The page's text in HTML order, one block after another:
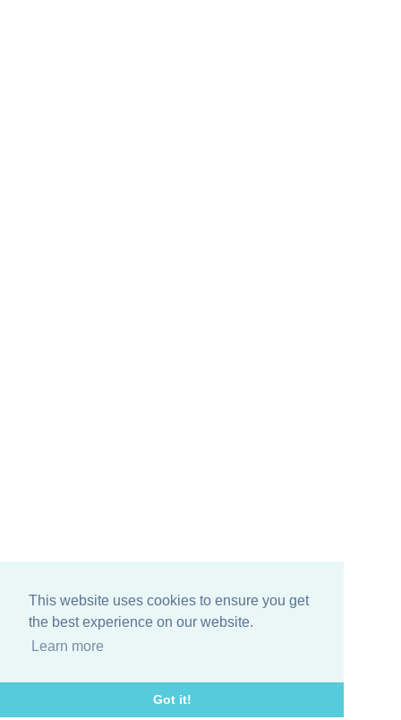
This website uses cookies to ensure you get
the best experience on our website.
Learn more
Got it!